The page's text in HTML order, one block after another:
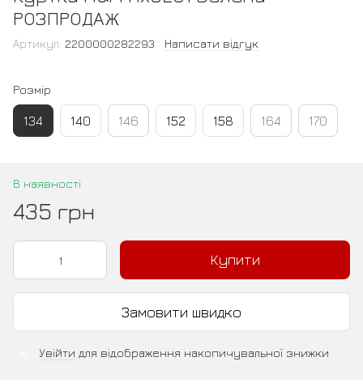
РОЗПРОДАЖ
Артикул: 2200000282293 Написати відгук
Розмір
134 140 146 152 158 164 170
В наявності
435 грн
Купити
Замовити швидко
Увійти для відображення накопичувальної знижки